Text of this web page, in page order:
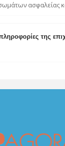
ασφαλείας
της